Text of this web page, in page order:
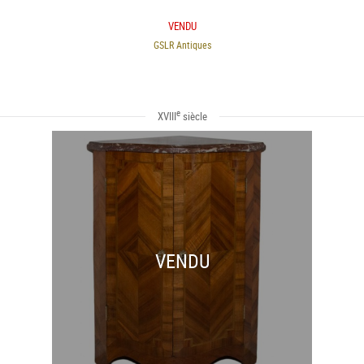
VENDU
GSLR Antiques
XVIIIesiècle
VENDU